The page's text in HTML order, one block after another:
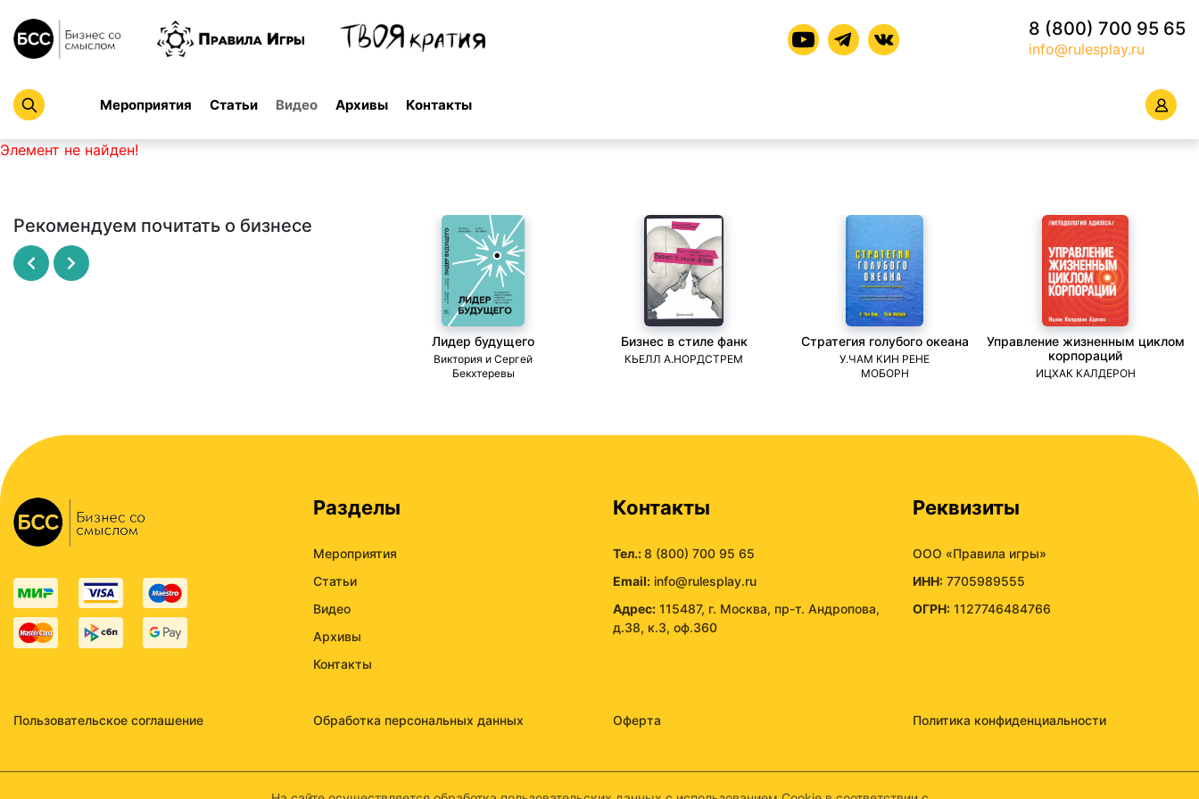
8 (800) 700 95 65
info@rulesplay.ru
Мероприятия Статьи Видео Архивы Контакты
Элемент не найден!
Рекомендуем почитать о бизнесе
Лидер будущего
Виктория и Сергей
Бекхтеревы
Бизнес в стиле фанк
КЬЕЛЛ А.НОРДСТРЕМ
Стратегия голубого океана
У.ЧАМ КИН РЕНЕ
МОБОРН
Управление жизненным циклом
корпораций
ИЦХАК КАЛДЕРОН
Разделы
Мероприятия
Статьи
Видео
Архивы
Контакты
Контакты
Тел.:8 (800) 700 95 65
Email: info@rulesplay.ru
Адрес: 115487, г. Москва, пр-т. Андропова,
д.38, к.3, оф.360
Реквизиты
ООО «Правила игры»
ИНН: 7705989555
ОГРН: 1127746484766
Пользовательское соглашение Обработка персональных данных Оферта Политика конфиденциальности